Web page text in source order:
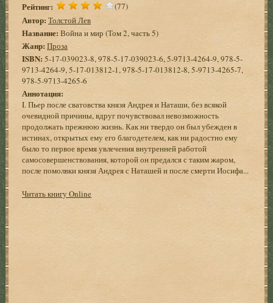
Рейтинг: (77)
Автор: Толстой Лев
Название: Война и мир (Том 2, часть 5)
Жанр: Проза
ISBN: 5-17-039023-8, 978-5-17-039023-6, 5-9713-4264-9, 978-5-
9713-4264-9, 5-17-013812-1, 978-5-17-013812-8, 5-9713-4265-7,
978-5-9713-4265-6
Аннотация:
I. Пьер после сватовства князя Андрея и Наташи, без всякой
очевидной причины, вдруг почувствовал невозможность
продолжать прежнюю жизнь. Как ни твердо он был убежден в
истинах, открытых ему его благодетелем, как ни радостно ему
было то первое время увлечения внутренней работой
самосовершенствования, которой он предался с таким жаром,
после помолвки князя Андрея с Наташей и после смерти Иосифа...
Читать книгу Online